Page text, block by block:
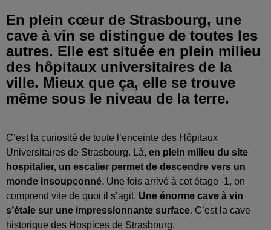
En plein cœur de Strasbourg, une
cave à vin se distingue de toutes les
autres. Elle est située en plein milieu
des hôpitaux universitaires de la
ville. Mieux que ça, elle se trouve
même sous le niveau de la terre.
C’est la curiosité de toute l’enceinte des Hôpitaux
Universitaires de Strasbourg. Là, en plein milieu du site
hospitalier, un escalier permet de descendre vers un
monde insoupçonné. Une fois arrivé à cet étage -1, on
comprend vite de quoi il s’agit. Une énorme cave à vin
s’étale sur une impressionnante surface. C’est la cave
historique des Hospices de Strasbourg.